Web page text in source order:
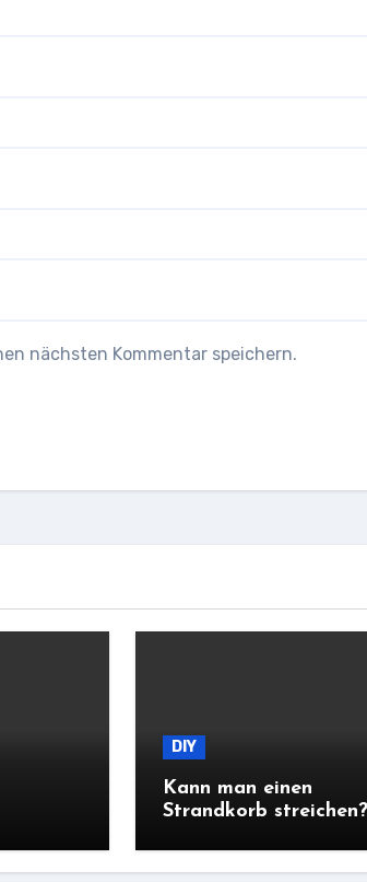
nächsten Kommentar speichern.
DIY
Kann man einen
Strandkorb streichen?